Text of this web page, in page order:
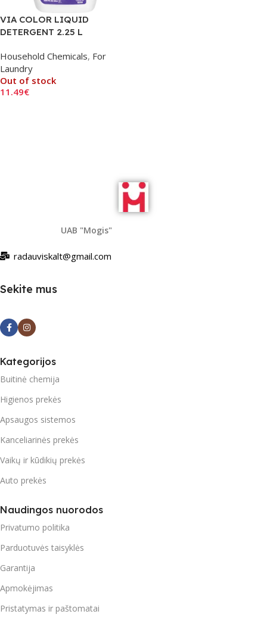
VIA COLOR LIQUID
DETERGENT 2.25 L
Household Chemicals, For
Laundry
Out of stock
11.49€
UAB "Mogis"
radauviskalt@gmail.com
Sekite mus
Kategorijos
Buitinė chemija
Higienos prekės
Apsaugos sistemos
Kanceliarinės prekės
Vaikų ir kūdikių prekės
Auto prekės
Naudingos nuorodos
Privatumo politika
Parduotuvės taisyklės
Garantija
Apmokėjimas
Pristatymas ir paštomatai